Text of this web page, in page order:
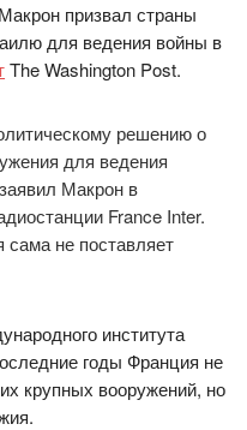
призвал страны
для ведения войны в
The Washington Post.
решению о
для ведения
Макрон в
France Inter.
не поставляет
института
годы Франция не
крупных вооружений, но